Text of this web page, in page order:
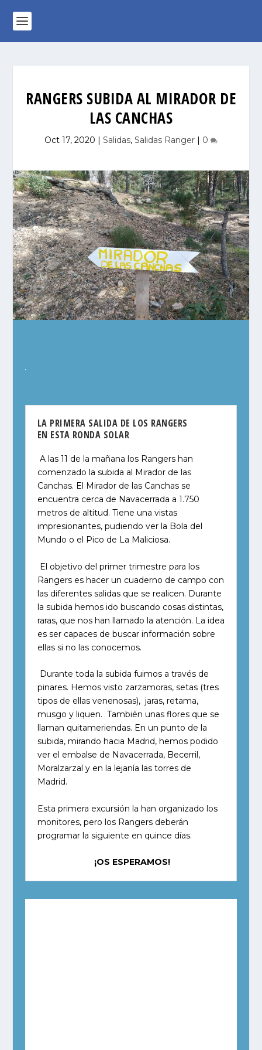
RANGERS SUBIDA AL MIRADOR DE
LAS CANCHAS
Oct 17, 2020 | Salidas, Salidas Ranger | 0
LA PRIMERA SALIDA DE LOS RANGERS
EN ESTA RONDA SOLAR
A las 11 de la mañana los Rangers han
comenzado la subida al Mirador de las
Canchas. El Mirador de las Canchas se
encuentra cerca de Navacerrada a 1.750
metros de altitud. Tiene una vistas
impresionantes, pudiendo ver la Bola del
Mundo o el Pico de La Maliciosa.
El objetivo del primer trimestre para los
Rangers es hacer un cuaderno de campo con
las diferentes salidas que se realicen. Durante
la subida hemos ido buscando cosas distintas,
raras, que nos han llamado la atención. La idea
es ser capaces de buscar información sobre
ellas si no las conocemos.
Durante toda la subida fuimos a través de
pinares. Hemos visto zarzamoras, setas (tres
tipos de ellas venenosas), jaras, retama,
musgo y liquen. También unas flores que se
llaman quitameriendas. En un punto de la
subida, mirando hacia Madrid, hemos podido
ver el embalse de Navacerrada, Becerril,
Moralzarzal y en la lejanía las torres de
Madrid.
Esta primera excursión la han organizado los
monitores, pero los Rangers deberán
programar la siguiente en quince días.
¡OS ESPERAMOS!